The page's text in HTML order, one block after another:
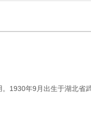
1930年9月出生于湖北省